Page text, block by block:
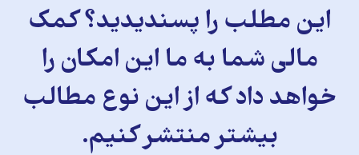
این مطلب را پسندیدید؟ کمک
مالی شما به ما این امکان را
خواهد داد که از این نوع مطالب
بیشتر منتشر کنیم.